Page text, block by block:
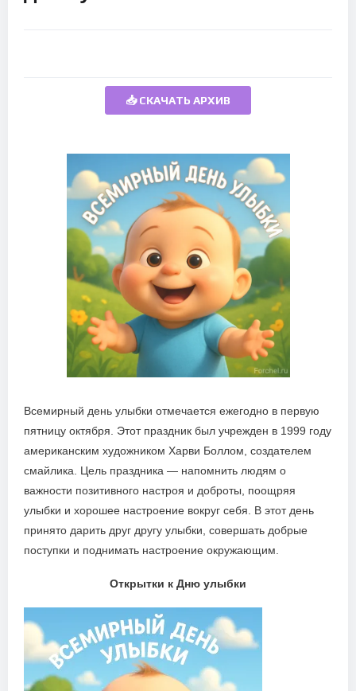
📥 СКАЧАТЬ АРХИВ
Всемирный день улыбки отмечается ежегодно в первую
пятницу октября. Этот праздник был учрежден в 1999 году
американским художником Харви Боллом, создателем
смайлика. Цель праздника — напомнить людям о
важности позитивного настроя и доброты, поощряя
улыбки и хорошее настроение вокруг себя. В этот день
принято дарить друг другу улыбки, совершать добрые
поступки и поднимать настроение окружающим.
Открытки к Дню улыбки